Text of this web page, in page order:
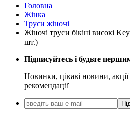
Головна
Жінка
Труси жіночі
Жіночі труси бікіні високі
шт.)
Підписуйтесь і будьте
Новинки, цікаві новини,
рекомендації